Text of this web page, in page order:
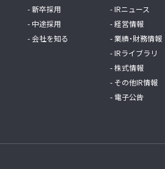
- 新卒採用
- 中途採用
- 会社を知る
- IRニュース
- 経営情報
- 業績・財務情報
- IRライブラリ
- 株式情報
- その他IR情報
- 電子公告